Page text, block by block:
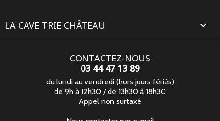
LA CAVE TRIE CHÂTEAU 
CONTACTEZ-NOUS
03 44 47 13 89
du lundi au vendredi (hors jours fériés)
de 9h à 12h30 / de 13h30 à 18h30
Appel non surtaxé